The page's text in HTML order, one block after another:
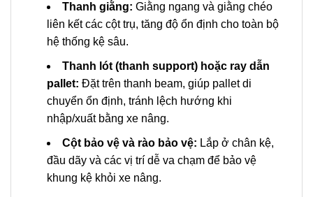
Thanh giằng: Giằng ngang và giằng chéo
liên kết các cột trụ, tăng độ ổn định cho toàn bộ
hệ thống kệ sâu.
Thanh lót (thanh support) hoặc ray dẫn
pallet: Đặt trên thanh beam, giúp pallet di
chuyển ổn định, tránh lệch hướng khi
nhập/xuất bằng xe nâng.
Cột bảo vệ và rào bảo vệ: Lắp ở chân kệ,
đầu dãy và các vị trí dễ va chạm để bảo vệ
khung kệ khỏi xe nâng.